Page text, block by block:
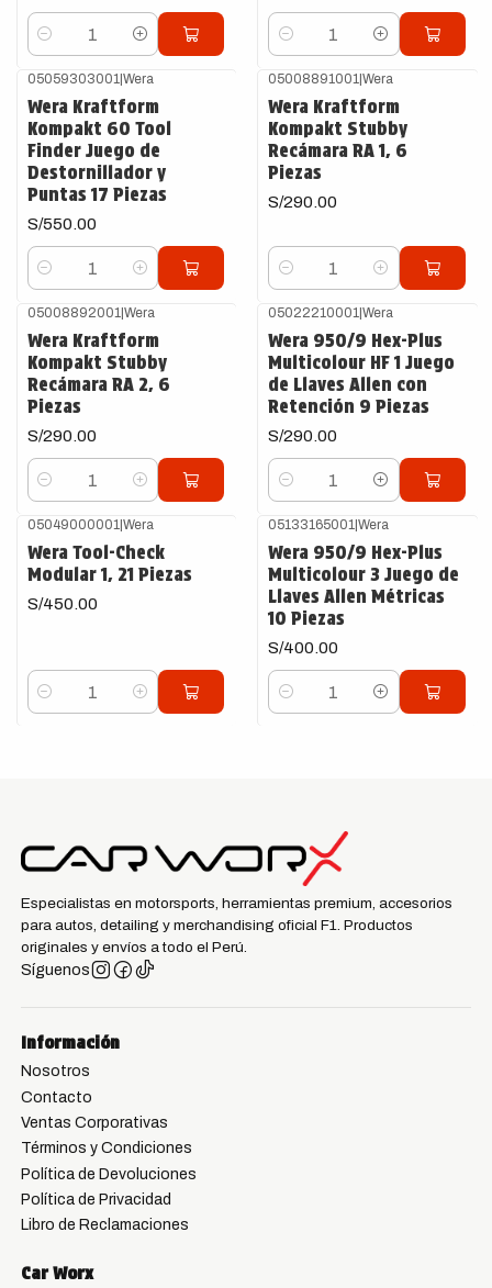
Cantidad Cantidad
05059303001 |Wera
Wera Kraftform
Kompakt 60 Tool
Finder Juego de
Destornillador y
Puntas 17 Piezas
S/550.00
Cantidad
05008891001 |Wera
Wera Kraftform
Kompakt Stubby
Recámara RA 1, 6
Piezas
S/290.00
Cantidad
05008892001 |Wera
Wera Kraftform
Kompakt Stubby
Recámara RA 2, 6
Piezas
S/290.00
Cantidad
05022210001 |Wera
Wera 950/9 Hex-Plus
Multicolour HF 1 Juego
de Llaves Allen con
Retención 9 Piezas
S/290.00
Cantidad
05049000001 |Wera
Wera Tool-Check
Modular 1, 21 Piezas
S/450.00
Cantidad
05133165001 |Wera
Wera 950/9 Hex-Plus
Multicolour 3 Juego de
Llaves Allen Métricas
10 Piezas
S/400.00
Cantidad
Especialistas en motorsports, herramientas premium, accesorios
para autos, detailing y merchandising oficial F1. Productos
originales y envíos a todo el Perú.
Síguenos
Información
Nosotros
Contacto
Ventas Corporativas
Términos y Condiciones
Política de Devoluciones
Política de Privacidad
Libro de Reclamaciones
Car Worx